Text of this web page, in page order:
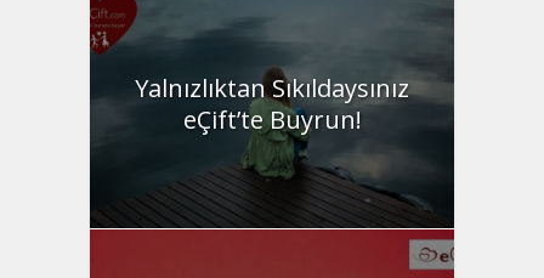
Yalnızlıktan Sıkıldaysınız
eÇift’te Buyrun!